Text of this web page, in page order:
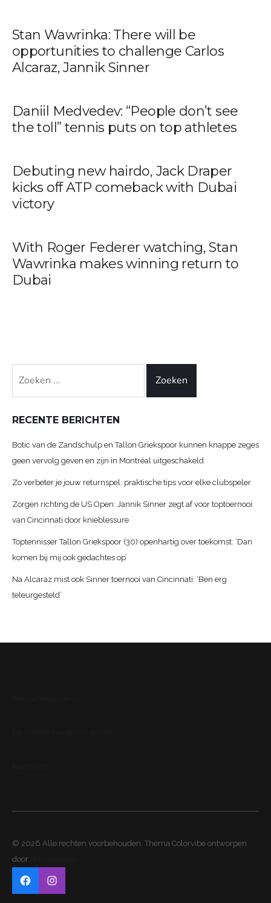
Stan Wawrinka: There will be
opportunities to challenge Carlos
Alcaraz, Jannik Sinner
Daniil Medvedev: “People don’t see
the toll” tennis puts on top athletes
Debuting new hairdo, Jack Draper
kicks off ATP comeback with Dubai
victory
With Roger Federer watching, Stan
Wawrinka makes winning return to
Dubai
naar:
RECENTE BERICHTEN
Botic van de Zandschulp en Tallon Griekspoor kunnen knappe zeges
geen vervolg geven en zijn in Montréal uitgeschakeld
Zo verbeter je jouw returnspel: praktische tips voor elke clubspeler
Zorgen richting de US Open: Jannik Sinner zegt af voor toptoernooi
van Cincinnati door knieblessure
Toptennisser Tallon Griekspoor (30) openhartig over toekomst: ‘Dan
komen bij mij ook gedachtes op’
Na Alcaraz mist ook Sinner toernooi van Cincinnati: ‘Ben erg
teleurgesteld’
© 2026 Alle rechten voorbehouden. Thema Colorvibe ontworpen
door
FacebookInstagram